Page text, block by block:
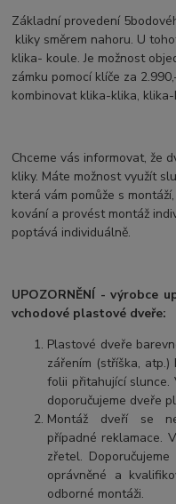
Základní provedení
kliky směrem nahoru. U
klika- koule. Je možnost
zámku pomocí klíče za
kombinovat klika-klika,
Chceme vás informovat, že
kliky. Máte možnost využít
která vám pomůže s
kování a provést montáž
poptává individuálně.
UPOZORNĚNÍ - výrobce
vchodové plastové dveře:
Plastové dveře
zářením (stříška,
folii přitahující slunce.
doporučujeme dveře
Montáž dveří se
případné reklamace.
zřetel.
oprávněné a
odborné montáži.